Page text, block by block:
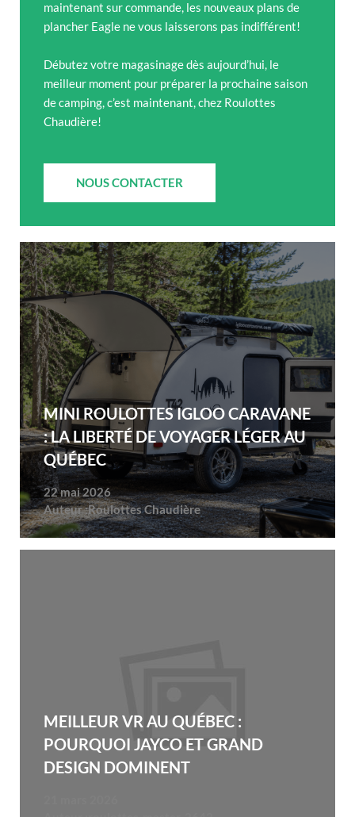
maintenant sur commande, les nouveaux plans de
plancher Eagle ne vous laisserons pas indifférent!
Débutez votre magasinage dès aujourd’hui, le
meilleur moment pour préparer la prochaine saison
de camping, c’est maintenant, chez Roulottes
Chaudière!
NOUS CONTACTER
MINI ROULOTTES IGLOO CARAVANE
: LA LIBERTÉ DE VOYAGER LÉGER AU
QUÉBEC
22 mai 2026
Auteur :Roulottes Chaudière
MEILLEUR VR AU QUÉBEC :
POURQUOI JAYCO ET GRAND
DESIGN DOMINENT